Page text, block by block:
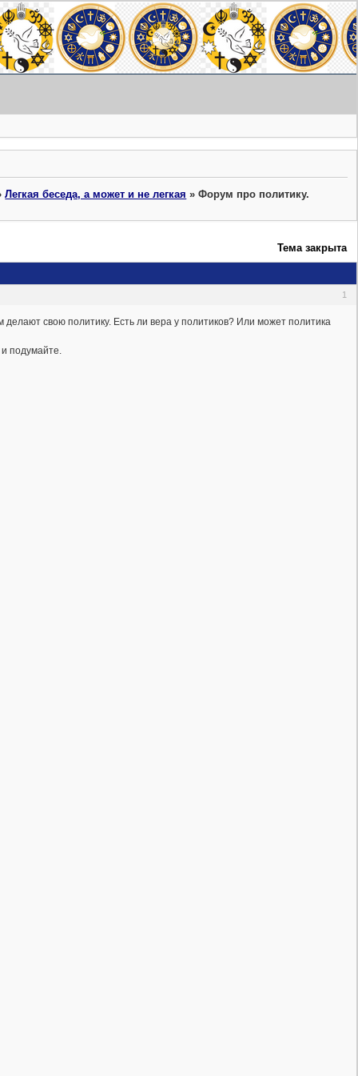
Легкая беседа, а может и не легкая »Форум про политику.
Тема закрыта
1
свою политику. Есть ли вера у политиков? Или может политика
подумайте.